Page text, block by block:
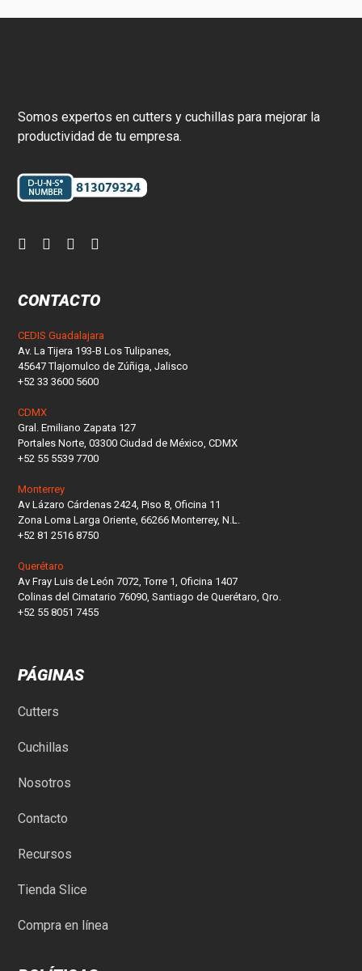
Somos expertos en cutters y cuchillas para mejorar la
productividad de tu empresa.
CONTACTO
CEDIS Guadalajara
Av. La Tijera 193-B Los Tulipanes,
45647 Tlajomulco de Zúñiga, Jalisco
+52 33 3600 5600
CDMX
Gral. Emiliano Zapata 127
Portales Norte, 03300 Ciudad de México, CDMX
+52 55 5539 7700
Monterrey
Av Lázaro Cárdenas 2424, Piso 8, Oficina 11
Zona Loma Larga Oriente, 66266 Monterrey, N.L.
+52 81 2516 8750
Querétaro
Av Fray Luis de León 7072, Torre 1, Oficina 1407
Colinas del Cimatario 76090, Santiago de Querétaro, Qro.
+52 55 8051 7455
PÁGINAS
Cutters
Cuchillas
Nosotros
Contacto
Recursos
Tienda Slice
Compra en línea